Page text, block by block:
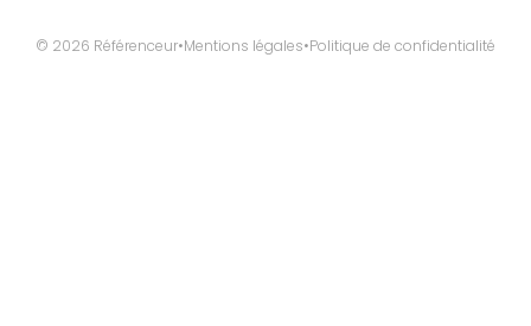
© 2026 Référenceur•Mentions légales•Politique de confidentialité